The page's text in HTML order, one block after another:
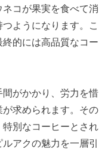
コが果実を食べて消
ようになります。こ
的には高品質なコー
がかかり、労力を惜
求められます。その
別なコーヒーとされ
アクの魅力を一層引